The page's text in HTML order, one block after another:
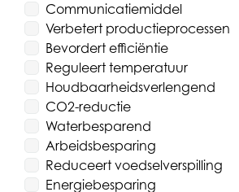
Communicatiemiddel
Verbetert productieprocessen
Bevordert efficiëntie
Reguleert temperatuur
Houdbaarheidsverlengend
CO2-reductie
Waterbesparend
Arbeidsbesparing
Reduceert voedselverspilling
Energiebesparing